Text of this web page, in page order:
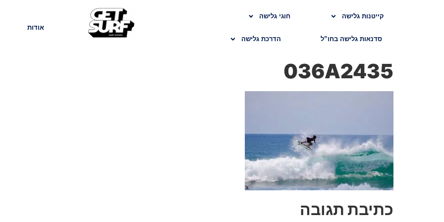
קייטנות גלישה חוגי גלישה
סדנאות גלישה בחו”ל הדרכת גלישה
בלוג אודות
036A2435
כתיבת תגובה